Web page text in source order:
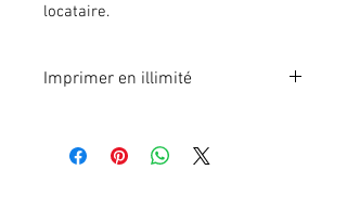
locataire.
Imprimer en illimité
illimité. Pour 1 poste.